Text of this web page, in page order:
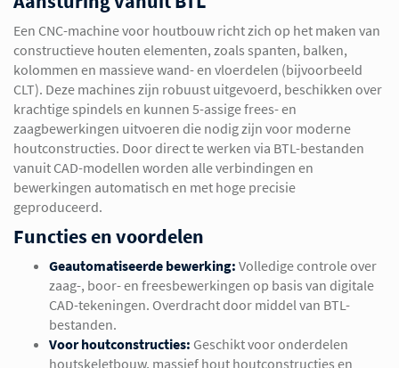
Een CNC-machine voor houtbouw richt zich op het maken van
constructieve houten elementen, zoals spanten, balken,
kolommen en massieve wand- en vloerdelen (bijvoorbeeld
CLT). Deze machines zijn robuust uitgevoerd, beschikken over
krachtige spindels en kunnen 5-assige frees- en
zaagbewerkingen uitvoeren die nodig zijn voor moderne
houtconstructies. Door direct te werken via BTL-bestanden
vanuit CAD-modellen worden alle verbindingen en
bewerkingen automatisch en met hoge precisie
geproduceerd.
Functies en voordelen
Geautomatiseerde bewerking: Volledige controle over
zaag-, boor- en freesbewerkingen op basis van digitale
CAD-tekeningen. Overdracht door middel van BTL-
bestanden.
Voor houtconstructies: Geschikt voor onderdelen
houtskeletbouw, massief hout houtconstructies en